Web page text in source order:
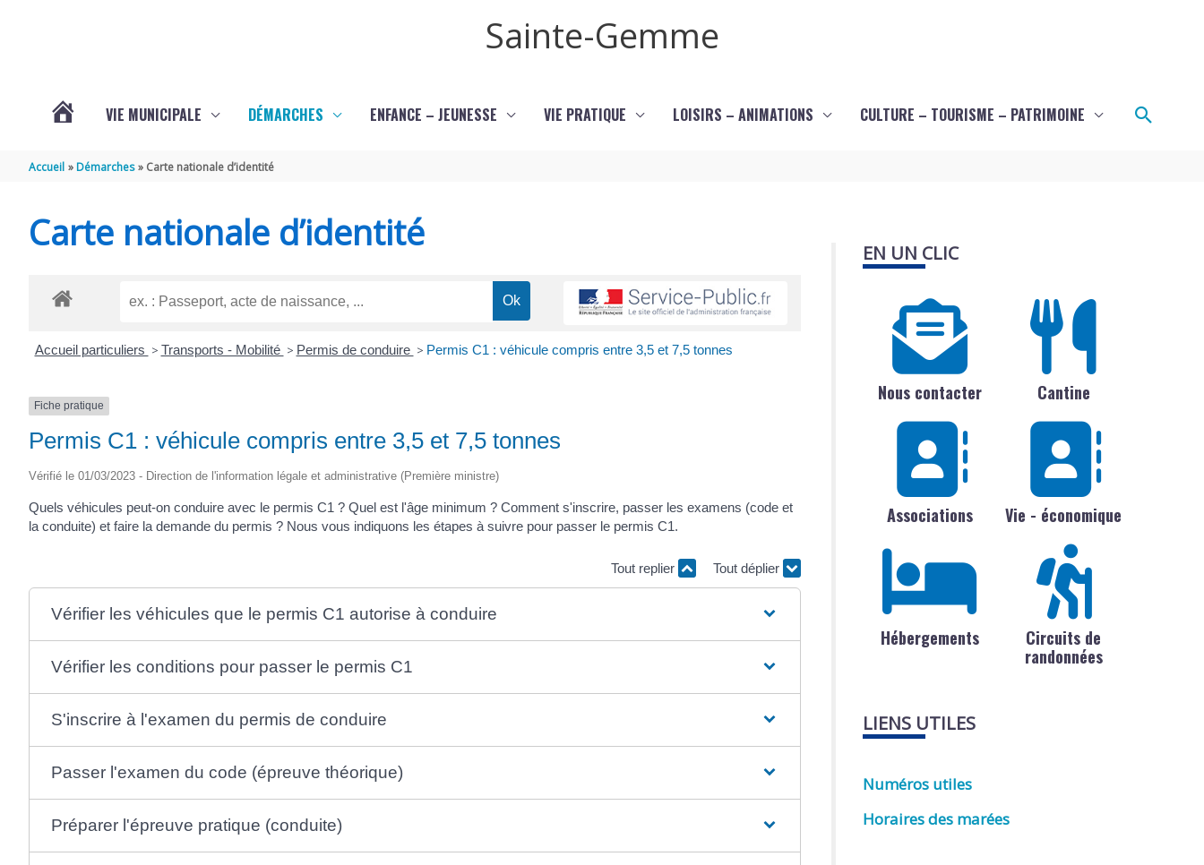
Sainte-Gemme
GEMME
VIE MUNICIPALE DÉMARCHES ENFANCE – JEUNESSE VIE PRATIQUE LOISIRS – ANIMATIONS CULTURE – TOURISME – PATRIMOINE
Accueil Démarches Carte nationale d’identité
Carte nationale d’identité
Accueil particuliers > Transports - Mobilité > Permis de conduire > Permis C1 : véhicule compris entre 3,5 et 7,5 tonnes
Fiche pratique
Permis C1 : véhicule compris entre 3,5 et 7,5 tonnes
Vérifié le 01/03/2023 - Direction de l'information légale et administrative (Première ministre)
Quels véhicules peut-on conduire avec le permis C1 ? Quel est l'âge minimum ? Comment s'inscrire, passer les examens (code et
la conduite) et faire la demande du permis ? Nous vous indiquons les étapes à suivre pour passer le permis C1.
Tout replier Tout déplier
Vérifier les véhicules que le permis C1 autorise à conduire
Vérifier les conditions pour passer le permis C1
S'inscrire à l'examen du permis de conduire
Passer l'examen du code (épreuve théorique)
Préparer l'épreuve pratique (conduite)
EN UN CLIC
Nous contacter Cantine
Associations Vie - économique
Hébergements
Circuits de
randonnées
LIENS UTILES
Numéros utiles
Horaires des marées